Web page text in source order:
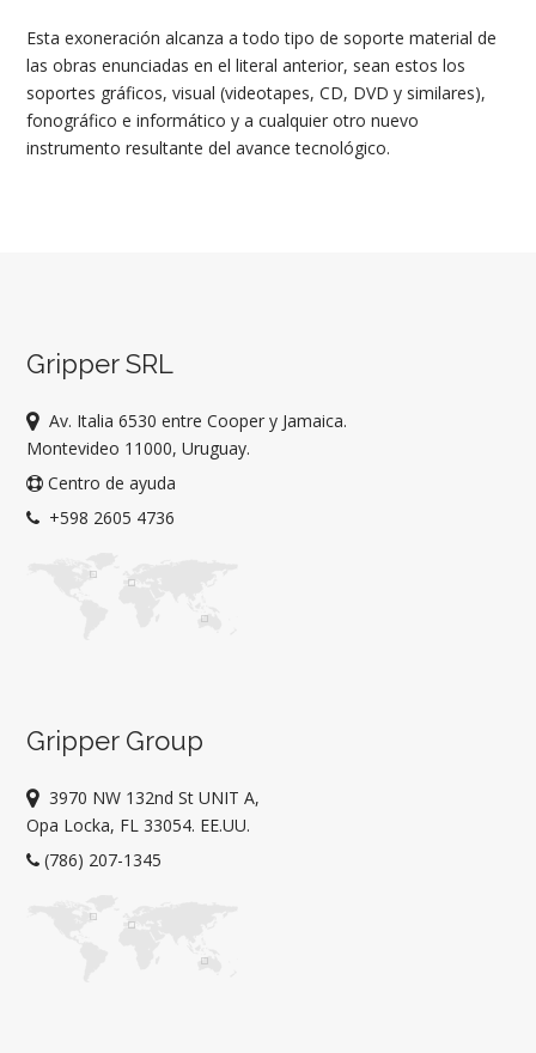
Esta exoneración alcanza a todo tipo de soporte material de
las obras enunciadas en el literal anterior, sean estos los
soportes gráficos, visual (videotapes, CD, DVD y similares),
fonográfico e informático y a cualquier otro nuevo
instrumento resultante del avance tecnológico.
Gripper SRL
Av. Italia 6530 entre Cooper y Jamaica.
Montevideo 11000, Uruguay.
Centro de ayuda
+598 2605 4736
Gripper Group
3970 NW 132nd St UNIT A,
Opa Locka, FL 33054. EE.UU.
(786) 207-1345